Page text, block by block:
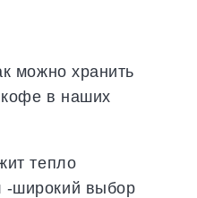
можно хранить
в наших
тепло
широкий выбор